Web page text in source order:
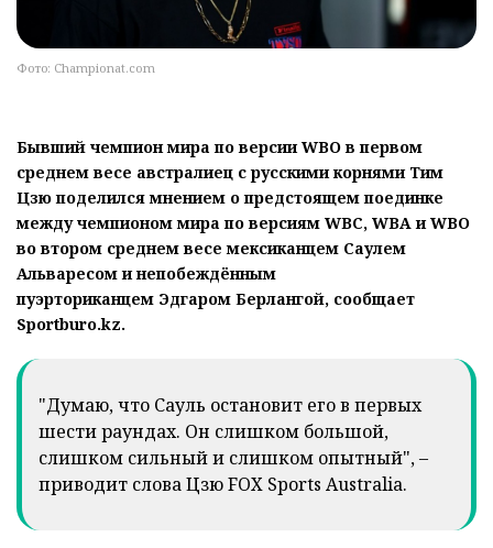
Фото: Championat.com
Бывший чемпион мира по версии WBO в первом
среднем весе австралиец с русскими корнями Тим
Цзю поделился мнением о предстоящем поединке
между чемпионом мира по версиям WBC, WBA и WBO
во втором среднем весе мексиканцем Саулем
Альваресом и непобеждённым
пуэрториканцем Эдгаром Берлангой, сообщает
Sportburo.kz.
"Думаю, что Сауль остановит его в первых
шести раундах. Он слишком большой,
слишком сильный и слишком опытный", –
приводит слова Цзю FOX Sports Australia.